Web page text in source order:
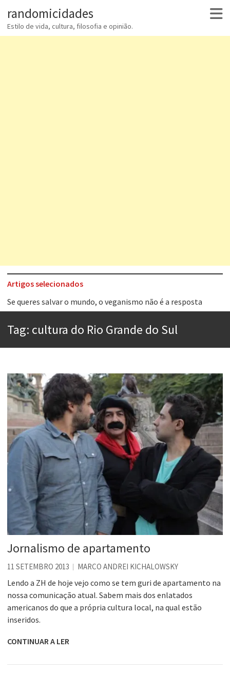
randomicidades
Estilo de vida, cultura, filosofia e opinião.
Artigos selecionados
Tem que filmar isso daí
Aprender a fracassar é o segredo do sucesso
Esse tal de Rock Gaúcho
Os causos de Jorge Luis Borges
Voto obrigatório é correto?
Se queres salvar o mundo, o veganismo não é a resposta
Tag: cultura do Rio Grande do Sul
Jornalismo de apartamento
11 SETEMBRO 2013 MARCO ANDREI KICHALOWSKY
Lendo a ZH de hoje vejo como se tem guri de apartamento na
nossa comunicação atual. Sabem mais dos enlatados
americanos do que a própria cultura local, na qual estão
inseridos.
CONTINUAR A LER